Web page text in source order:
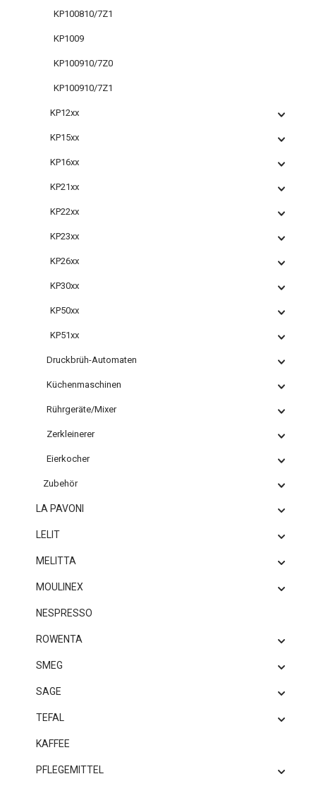
KP100810/7Z1
KP1009
KP100910/7Z0
KP100910/7Z1
KP12xx
KP15xx
KP16xx
KP21xx
KP22xx
KP23xx
KP26xx
KP30xx
KP50xx
KP51xx
Druckbrüh-Automaten
Küchenmaschinen
Rührgeräte/Mixer
Zerkleinerer
Eierkocher
Zubehör
LA PAVONI
LELIT
MELITTA
MOULINEX
NESPRESSO
ROWENTA
SMEG
SAGE
TEFAL
KAFFEE
PFLEGEMITTEL